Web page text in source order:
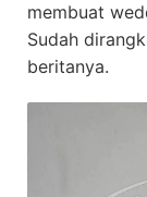
membuat
Sudah
beritanya.